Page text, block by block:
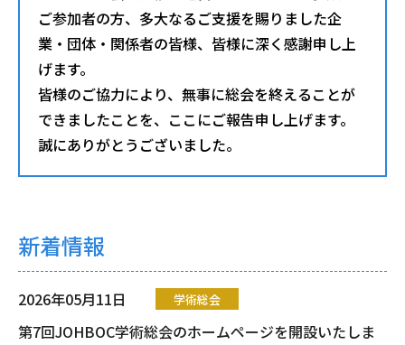
ご参加者の方、多大なるご支援を賜りました企
業・団体・関係者の皆様、皆様に深く感謝申し上
げます。
皆様のご協力により、無事に総会を終えることが
できましたことを、ここにご報告申し上げます。
誠にありがとうございました。
新着情報
2026年05月11日 学術総会
第7回JOHBOC学術総会のホームページを開設いたしま